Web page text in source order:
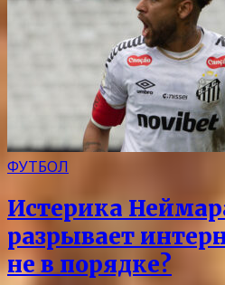
ФУТБОЛ
Истерика
разрывает
не в порядке?